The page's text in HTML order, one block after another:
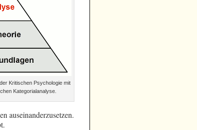
Kritischen Psychologie mit
Kategorialanalyse.
auseinanderzusetzen.